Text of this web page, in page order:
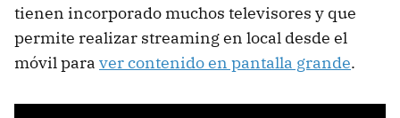
tienen incorporado muchos televisores y que
permite realizar streaming en local desde el
móvil para ver contenido en pantalla grande.